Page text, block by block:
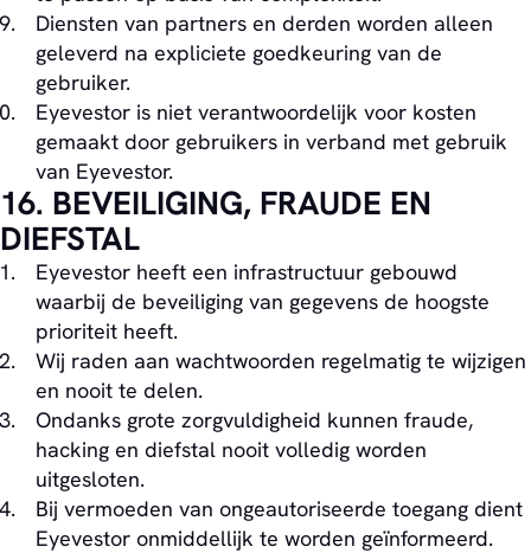
Diensten van partners en derden worden alleen
geleverd na expliciete goedkeuring van de
gebruiker.
Eyevestor is niet verantwoordelijk voor kosten
gemaakt door gebruikers in verband met gebruik
van Eyevestor.
16. BEVEILIGING, FRAUDE EN
DIEFSTAL
Eyevestor heeft een infrastructuur gebouwd
waarbij de beveiliging van gegevens de hoogste
prioriteit heeft.
Wij raden aan wachtwoorden regelmatig te wijzigen
en nooit te delen.
Ondanks grote zorgvuldigheid kunnen fraude,
hacking en diefstal nooit volledig worden
uitgesloten.
Bij vermoeden van ongeautoriseerde toegang dient
Eyevestor onmiddellijk te worden geïnformeerd.